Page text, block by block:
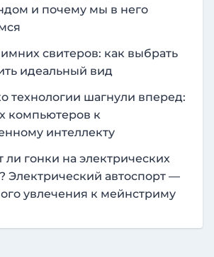
и почему мы в него
свитеров: как выбрать
идеальный вид
технологии шагнули вперед:
компьютеров к
интеллекту
ли гонки на электрических
Электрический автоспорт —
увлечения к мейнстриму